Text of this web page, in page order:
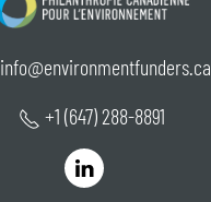
info@environmentfunders.ca
+1 (647) 288-8891